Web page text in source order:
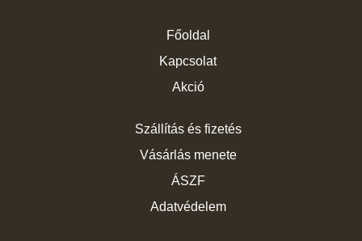
Főoldal
Kapcsolat
Akció
Szállítás és fizetés
Vásárlás menete
ÁSZF
Adatvédelem